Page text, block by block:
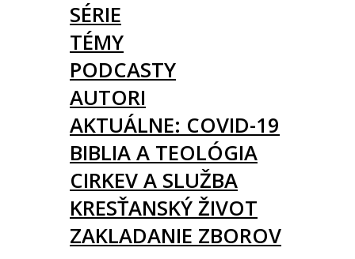
SÉRIE
TÉMY
PODCASTY
AUTORI
AKTUÁLNE: COVID-19
BIBLIA A TEOLÓGIA
CIRKEV A SLUŽBA
KRESŤANSKÝ ŽIVOT
ZAKLADANIE ZBOROV